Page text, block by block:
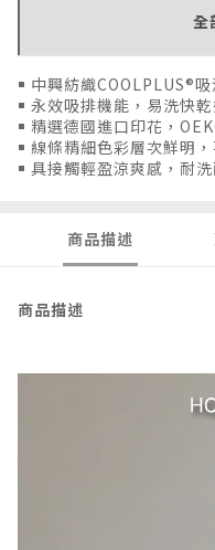
全
￭ 中興紡織COOLPLUS®
￭ 永效吸排機能，易洗快
￭ 精選德國進口印花，
￭ 線條精細色彩層次鮮明
￭ 具接觸輕盈涼爽感，耐
商品描述
商品描述